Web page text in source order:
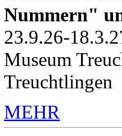
Nummern"
23.9.26-
Museum
Treuchtlingen
MEHR